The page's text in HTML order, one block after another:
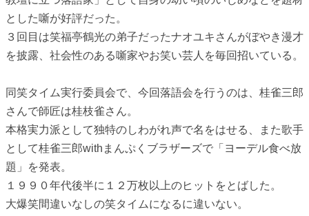
とした噺が好評だった。
３回目は笑福亭鶴光の弟子だったナオユキさんがぼやき漫才
を披露、社会性のある噺家やお笑い芸人を毎回招いている。
同笑タイム実行委員会で、今回落語会を行うのは、桂雀三郎
さんで師匠は桂枝雀さん。
本格実力派として独特のしわがれ声で名をはせる、また歌手
として桂雀三郎withまんぷくブラザーズで「ヨーデル食べ放
題」を発表。
１９９０年代後半に１２万枚以上のヒットをとばした。
大爆笑間違いなしの笑タイムになるに違いない。